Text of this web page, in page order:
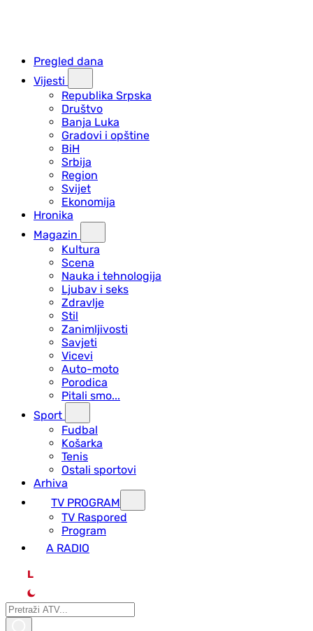
Pregled dana
Vijesti
Republika Srpska
Društvo
Banja Luka
Gradovi i opštine
BiH
Srbija
Region
Svijet
Ekonomija
Hronika
Magazin
Kultura
Scena
Nauka i tehnologija
Ljubav i seks
Zdravlje
Stil
Zanimljivosti
Savjeti
Vicevi
Auto-moto
Porodica
Pitali smo...
Sport
Fudbal
Košarka
Tenis
Ostali sportovi
Arhiva
TV PROGRAM
ТV Raspored
Program
A RADIO
L